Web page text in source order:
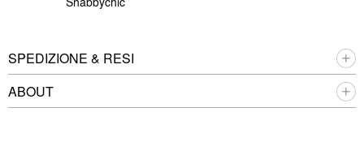
SPEDIZIONE & RESI
ABOUT